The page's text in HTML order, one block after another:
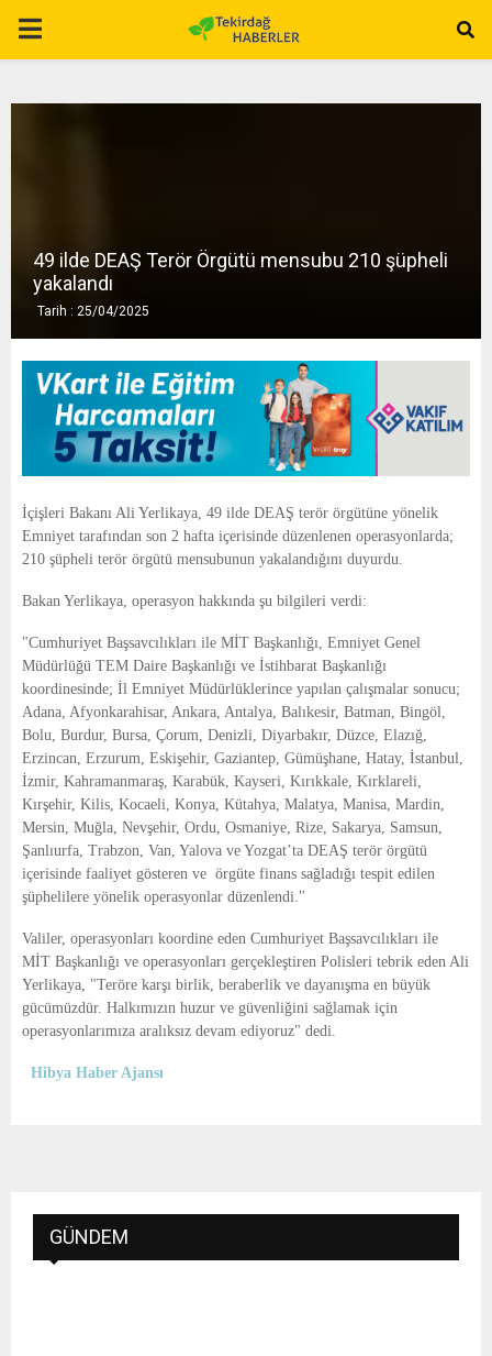
P
A
E
N
49 ilde DEAŞ Terör Örgütü mensubu 210 şüpheli
yakalandı
Tarih : 25/04/2025
İçişleri Bakanı Ali Yerlikaya, 49 ilde DEAŞ terör örgütüne yönelik
Emniyet tarafından son 2 hafta içerisinde düzenlenen operasyonlarda;
210 şüpheli terör örgütü mensubunun yakalandığını duyurdu.
Bakan Yerlikaya, operasyon hakkında şu bilgileri verdi:
"Cumhuriyet Başsavcılıkları ile MİT Başkanlığı, Emniyet Genel
Müdürlüğü TEM Daire Başkanlığı ve İstihbarat Başkanlığı
koordinesinde; İl Emniyet Müdürlüklerince yapılan çalışmalar sonucu;
Adana, Afyonkarahisar, Ankara, Antalya, Balıkesir, Batman, Bingöl,
Bolu, Burdur, Bursa, Çorum, Denizli, Diyarbakır, Düzce, Elazığ,
Erzincan, Erzurum, Eskişehir, Gaziantep, Gümüşhane, Hatay, İstanbul,
İzmir, Kahramanmaraş, Karabük, Kayseri, Kırıkkale, Kırklareli,
Kırşehir, Kilis, Kocaeli, Konya, Kütahya, Malatya, Manisa, Mardin,
Mersin, Muğla, Nevşehir, Ordu, Osmaniye, Rize, Sakarya, Samsun,
Şanlıurfa, Trabzon, Van, Yalova ve Yozgat’ta DEAŞ terör örgütü
içerisinde faaliyet gösteren ve örgüte finans sağladığı tespit edilen
şüphelilere yönelik operasyonlar düzenlendi."
Valiler, operasyonları koordine eden Cumhuriyet Başsavcılıkları ile
MİT Başkanlığı ve operasyonları gerçekleştiren Polisleri tebrik eden Ali
Yerlikaya, "Teröre karşı birlik, beraberlik ve dayanışma en büyük
gücümüzdür. Halkımızın huzur ve güvenliğini sağlamak için
operasyonlarımıza aralıksız devam ediyoruz" dedi.
Hibya Haber Ajansı
GÜNDEM